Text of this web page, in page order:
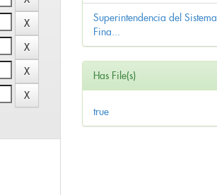
Superintendencia del Sistema
Fina...
Has File(s)
true